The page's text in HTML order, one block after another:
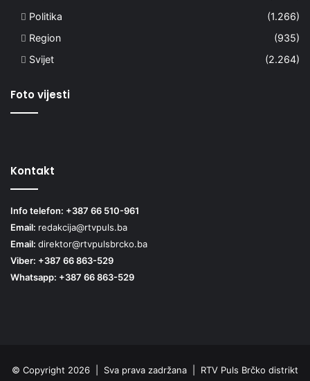
Politika
(1.266)
Region
(935)
Svijet
(2.264)
Foto vijesti
Kontakt
Info telefon: +387 66 510-961
Email: redakcija@rtvpuls.ba
Email: direktor@rtvpulsbrcko.ba
Viber: +387 66 863-529
Whatsapp: +387 66 863-529
© Copyright 2026 | Sva prava zadržana | RTV Puls Brčko distrikt